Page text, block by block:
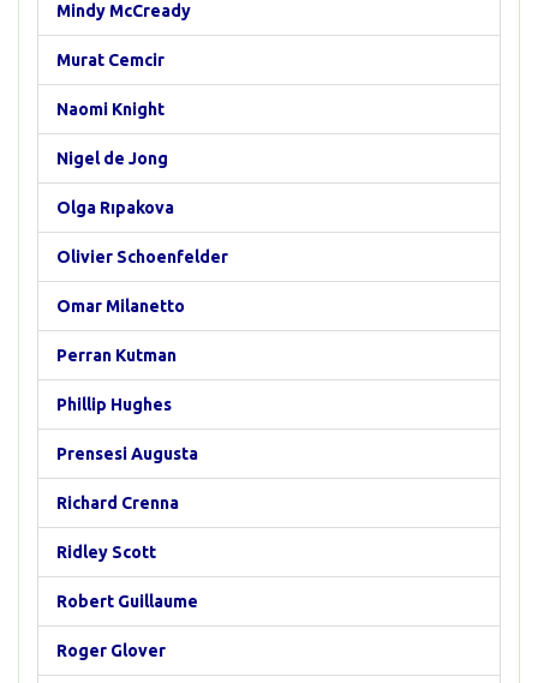
Mindy McCready
Murat Cemcir
Naomi Knight
Nigel de Jong
Olga Rıpakova
Olivier Schoenfelder
Omar Milanetto
Perran Kutman
Phillip Hughes
Prensesi Augusta
Richard Crenna
Ridley Scott
Robert Guillaume
Roger Glover